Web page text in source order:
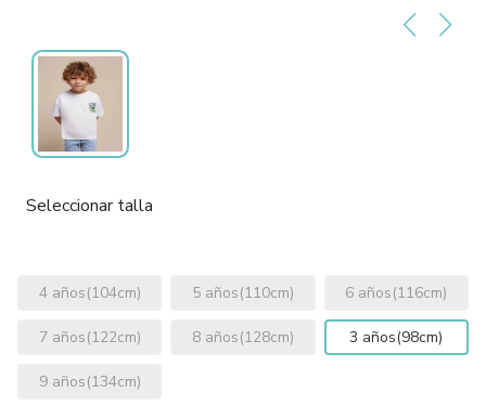
Seleccionar talla
4 años(104cm) 5 años(110cm) 6 años(116cm)
7 años(122cm) 8 años(128cm) 3 años(98cm)
9 años(134cm)